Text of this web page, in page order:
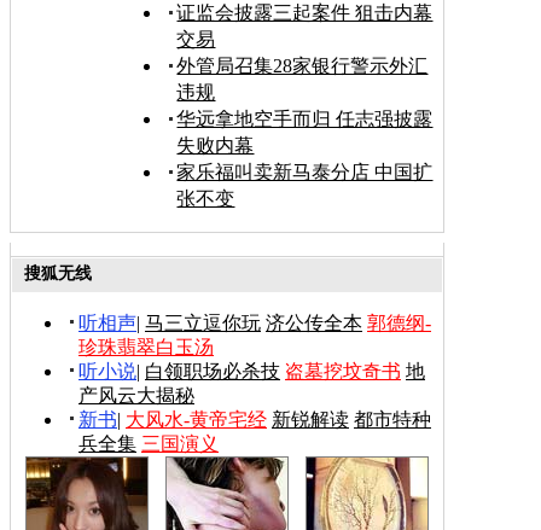
证监会披露三起案件 狙击内幕
交易
外管局召集28家银行警示外汇
违规
华远拿地空手而归 任志强披露
失败内幕
家乐福叫卖新马泰分店 中国扩
张不变
搜狐无线
听相声| 马三立逗你玩 济公传全本 郭德纲-
珍珠翡翠白玉汤
听小说| 白领职场必杀技 盗墓挖坟奇书 地
产风云大揭秘
新书| 大风水-黄帝宅经 新锐解读 都市特种
兵全集 三国演义